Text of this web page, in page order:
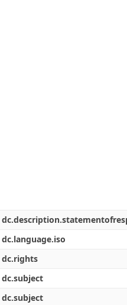
dc.language.iso
dc.rights
dc.subject
dc.subject